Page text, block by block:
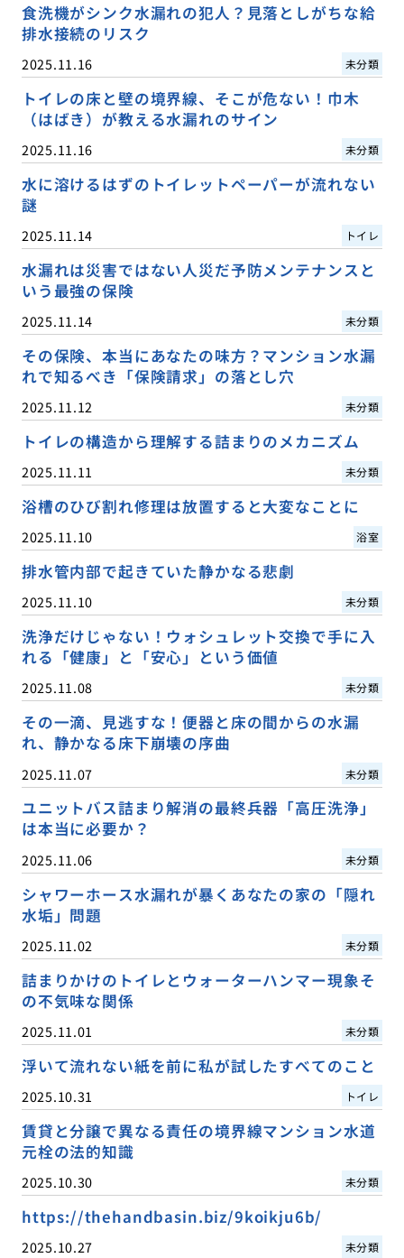
食洗機がシンク水漏れの犯人？見落としがちな給
排水接続のリスク
2025.11.16 未分類
トイレの床と壁の境界線、そこが危ない！巾木
（はばき）が教える水漏れのサイン
2025.11.16 未分類
水に溶けるはずのトイレットペーパーが流れない
謎
2025.11.14 トイレ
水漏れは災害ではない人災だ予防メンテナンスと
いう最強の保険
2025.11.14 未分類
その保険、本当にあなたの味方？マンション水漏
れで知るべき「保険請求」の落とし穴
2025.11.12 未分類
トイレの構造から理解する詰まりのメカニズム
2025.11.11 未分類
浴槽のひび割れ修理は放置すると大変なことに
2025.11.10 浴室
排水管内部で起きていた静かなる悲劇
2025.11.10 未分類
洗浄だけじゃない！ウォシュレット交換で手に入
れる「健康」と「安心」という価値
2025.11.08 未分類
その一滴、見逃すな！便器と床の間からの水漏
れ、静かなる床下崩壊の序曲
2025.11.07 未分類
ユニットバス詰まり解消の最終兵器「高圧洗浄」
は本当に必要か？
2025.11.06 未分類
シャワーホース水漏れが暴くあなたの家の「隠れ
水垢」問題
2025.11.02 未分類
詰まりかけのトイレとウォーターハンマー現象そ
の不気味な関係
2025.11.01 未分類
浮いて流れない紙を前に私が試したすべてのこと
2025.10.31 トイレ
賃貸と分譲で異なる責任の境界線マンション水道
元栓の法的知識
2025.10.30 未分類
https://thehandbasin.biz/9koikju6b/
2025.10.27 未分類